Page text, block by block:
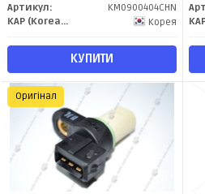
Артикул:
KM0900404CHN
KAP (KoreaAutoParts)
Корея
КУПИТИ
Оригінал